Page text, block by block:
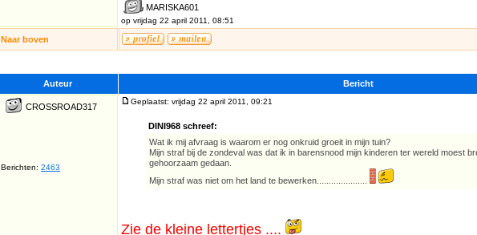
MARISKA601
op vrijdag 22 april 2011, 08:51
Naar boven
Auteur Bericht
CROSSROAD317
Berichten: 2463
Geplaatst: vrijdag 22 april 2011, 09:21
DINI968 schreef:
Wat ik mij afvraag is waarom er nog onkruid groeit in mijn tuin?
Mijn straf bij de zondeval was dat ik in barensnood mijn kinderen ter wereld moest
gehoorzaam gedaan.
Mijn straf was niet om het land te bewerken.....................
Zie de kleine lettertjes ....